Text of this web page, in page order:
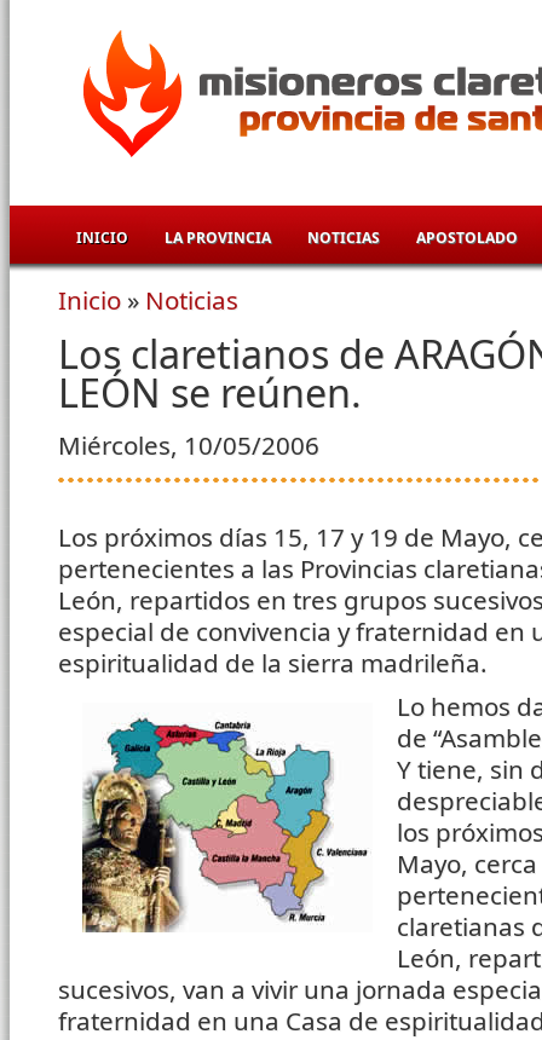
INICIO LA PROVINCIA NOTICIAS APOSTOLADO
Se encuentra usted aquí
Inicio » Noticias
Los claretianos de
LEÓN se reúnen.
Miércoles, 10/05/2006
Los próximos días 15, 17 y 19 de Mayo,
pertenecientes a las Provincias
León, repartidos en tres grupos
especial de convivencia y fraternidad en
espiritualidad de la sierra madrileña.
Lo hemos
de
Y tiene, sin
los
Mayo,
claretianas
León,
sucesivos, van a vivir una jornada
fraternidad en una Casa de